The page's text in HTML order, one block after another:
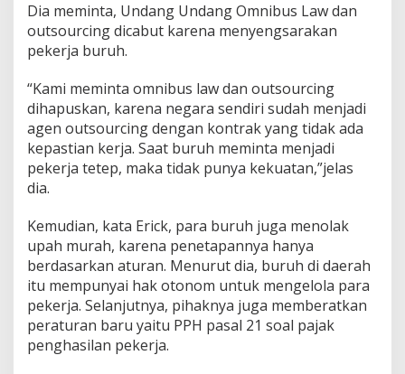
Dia meminta, Undang Undang Omnibus Law dan
outsourcing dicabut karena menyengsarakan
pekerja buruh.
“Kami meminta omnibus law dan outsourcing
dihapuskan, karena negara sendiri sudah menjadi
agen outsourcing dengan kontrak yang tidak ada
kepastian kerja. Saat buruh meminta menjadi
pekerja tetep, maka tidak punya kekuatan,”jelas
dia.
Kemudian, kata Erick, para buruh juga menolak
upah murah, karena penetapannya hanya
berdasarkan aturan. Menurut dia, buruh di daerah
itu mempunyai hak otonom untuk mengelola para
pekerja. Selanjutnya, pihaknya juga memberatkan
peraturan baru yaitu PPH pasal 21 soal pajak
penghasilan pekerja.